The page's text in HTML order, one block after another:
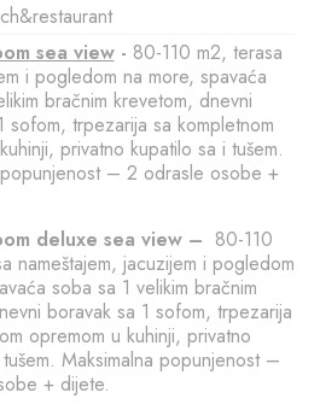
sea view- 80-110 m2, terasa
i pogledom na more, spavaća
bračnim krevetom, dnevni
sofom, trpezarija sa kompletnom
privatno kupatilo sa i tušem.
popunjenost – 2 odrasle osobe +
deluxe sea view – 80-110
nameštajem, jacuzijem i pogledom
soba sa 1 velikim bračnim
boravak sa 1 sofom, trpezarija
opremom u kuhinji, privatno
Maksimalna popunjenost –
+ dijete.